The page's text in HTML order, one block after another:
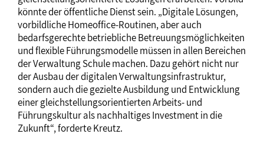
könnte der öffentliche Dienst sein. „Digitale Lösungen,
vorbildliche Homeoffice-Routinen, aber auch
bedarfsgerechte betriebliche Betreuungsmöglichkeiten
und flexible Führungsmodelle müssen in allen Bereichen
der Verwaltung Schule machen. Dazu gehört nicht nur
der Ausbau der digitalen Verwaltungsinfrastruktur,
sondern auch die gezielte Ausbildung und Entwicklung
einer gleichstellungsorientierten Arbeits- und
Führungskultur als nachhaltiges Investment in die
Zukunft“, forderte Kreutz.